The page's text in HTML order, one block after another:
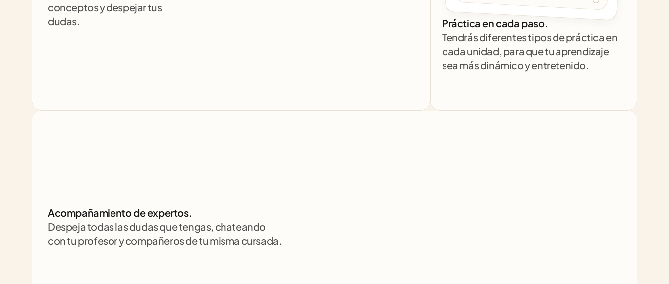
conceptos y despejar tus
dudas.
Práctica en cada paso.
Tendrás diferentes tipos de práctica en
cada unidad, para que tu aprendizaje
sea más dinámico y entretenido.
Acompañamiento de expertos.
Despeja todas las dudas que tengas, chateando
con tu profesor y compañeros de tu misma cursada.